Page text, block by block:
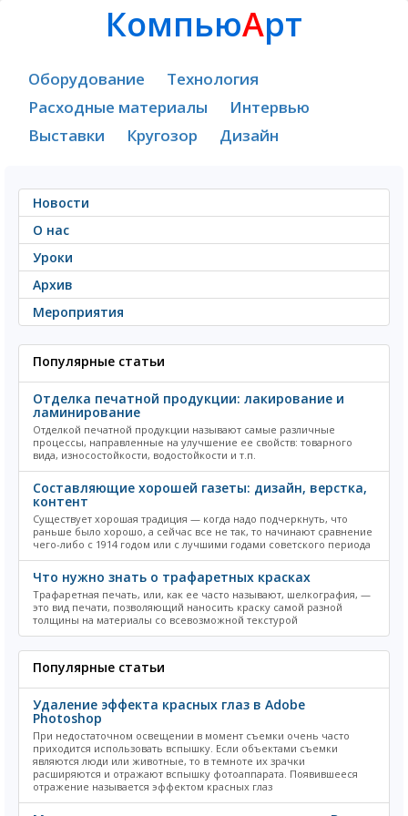
КомпьюАрт
Оборудование
Технология
Расходные материалы
Интервью
Выставки
Кругозор Дизайн
Новости
О нас
Уроки
Архив
Мероприятия
Популярные статьи
Отделка печатной продукции: лакирование и
ламинирование
Отделкой печатной продукции называют самые различные
процессы, направленные на улучшение ее свойств: товарного
вида, износостойкости, водостойкости и т.п.
Составляющие хорошей газеты: дизайн, верстка,
контент
Существует хорошая традиция — когда надо подчеркнуть, что
раньше было хорошо, а сейчас все не так, то начинают сравнение
чего-либо с 1914 годом или с лучшими годами советского периода
Что нужно знать о трафаретных красках
Трафаретная печать, или, как ее часто называют, шелкография, —
это вид печати, позволяющий наносить краску самой разной
толщины на материалы со всевозможной текстурой
Популярные статьи
Удаление эффекта красных глаз в Adobe
Photoshop
При недостаточном освещении в момент съемки очень часто
приходится использовать вспышку. Если объектами съемки
являются люди или животные, то в темноте их зрачки
расширяются и отражают вспышку фотоаппарата. Появившееся
отражение называется эффектом красных глаз